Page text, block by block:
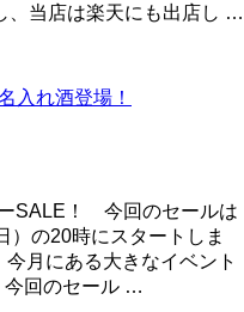
、当店は楽天にも出店し …
入れ酒登場！
SALE！ 今回のセールは
）の20時にスタートしま
月にある大きなイベント
今回のセール …